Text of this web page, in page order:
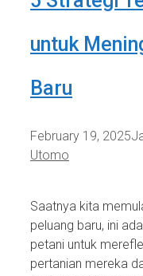
untuk
Baru
February 19, 2025
Utomo
Saatnya kita
peluang baru, ini
petani untuk
pertanian mereka